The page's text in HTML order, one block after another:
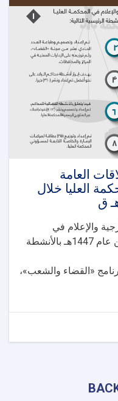
العامة
العليا خلال
والإعلام في
المحكمة العليا خلال الربع الثالث من عام 1447هـ بالأنشطة
أربعة (4) من برنامج «القضاء والشعب»،